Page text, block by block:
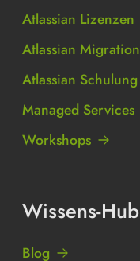
Atlassian Lizenzen
Atlassian Migration
Atlassian Schulung
Managed Services
Workshops
Wissens-Hub
Blog